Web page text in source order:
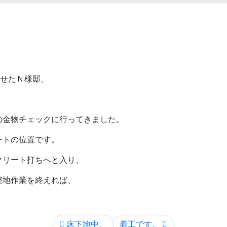
たＮ様邸、
物チェックに行ってきました。
の位置です。
ート打ちへと入り、
作業を終えれば、
床下地中。 着工です。